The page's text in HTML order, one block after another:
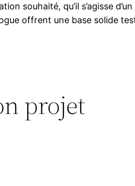
souhaité, qu’il s’agisse
offrent une base solide
projet